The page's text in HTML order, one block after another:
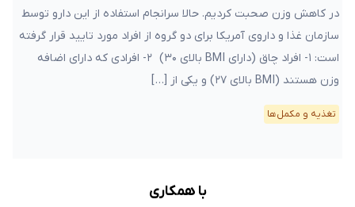
در کاهش وزن صحبت کردیم. حالا سرانجام استفاده از این دارو توسط
سازمان غذا و داروی آمریکا برای دو گروه از افراد مورد تایید قرار گرفته
است: ۱- افراد چاق (دارای BMI بالای ۳۰) ۲- افرادی که دارای اضافه
وزن هستند (BMI بالای ۲۷) و یکی از […]
تغذیه و مکمل‌ها
با همکاری